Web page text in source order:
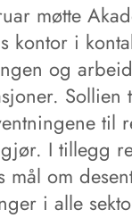
møtte
kontor i
og
Sollien
til
I tillegg
mål om
i alle